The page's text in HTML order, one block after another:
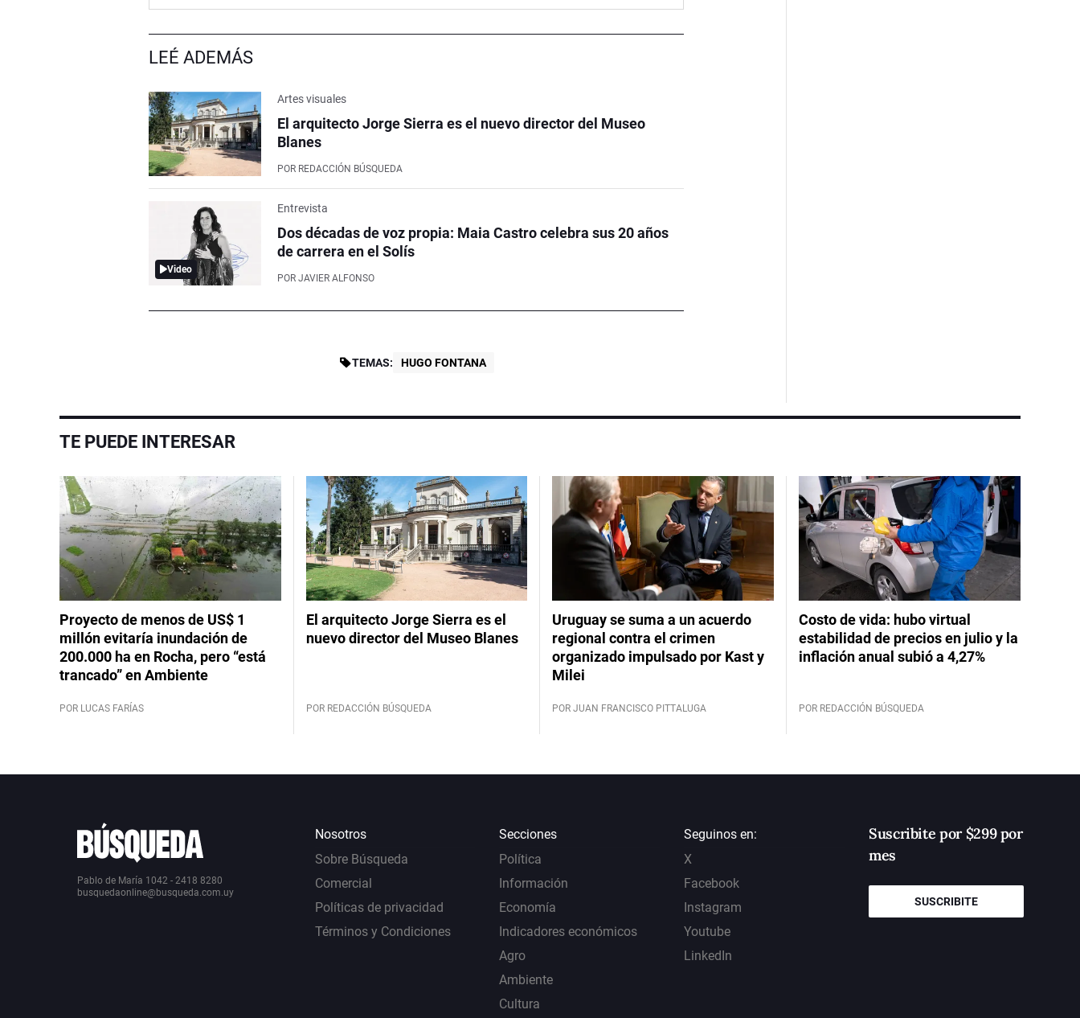
LEÉ ADEMÁS
Artes visuales
El arquitecto Jorge Sierra es el nuevo director del Museo
Blanes
POR REDACCIÓN BÚSQUEDA
Video
Entrevista
Dos décadas de voz propia: Maia Castro celebra sus 20 años
de carrera en el Solís
POR JAVIER ALFONSO
TEMAS: HUGO FONTANA
TE PUEDE INTERESAR
Proyecto de menos de US$ 1
millón evitaría inundación de
200.000 ha en Rocha, pero “está
trancado” en Ambiente
POR LUCAS FARÍAS
El arquitecto Jorge Sierra es el
nuevo director del Museo Blanes
POR REDACCIÓN BÚSQUEDA
Uruguay se suma a un acuerdo
regional contra el crimen
organizado impulsado por Kast y
Milei
POR JUAN FRANCISCO PITTALUGA
Costo de vida: hubo virtual
estabilidad de precios en julio y la
inflación anual subió a 4,27%
POR REDACCIÓN BÚSQUEDA
Pablo de María 1042 - 2418 8280
busquedaonline@busqueda.com.uy
Nosotros
Sobre Búsqueda
Comercial
Políticas de privacidad
Términos y Condiciones
Secciones
Política
Información
Economía
Indicadores económicos
Agro
Ambiente
Cultura
Seguinos en:
X
Facebook
Instagram
Youtube
LinkedIn
Suscribite por $299 por
mes
SUSCRIBITE